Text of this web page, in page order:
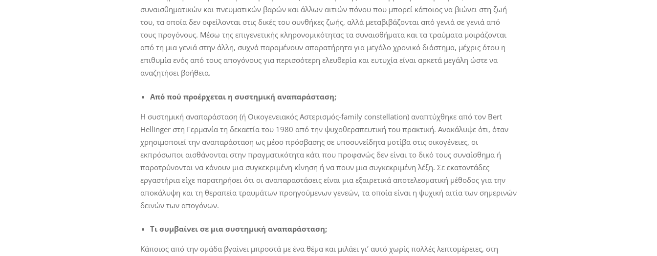
συναισθηματικών και πνευματικών βαρών και άλλων αιτιών πόνου που μπορεί κάποιος να βιώνει στη ζωή
του, τα οποία δεν οφείλονται στις δικές του συνθήκες ζωής, αλλά μεταβιβάζονται από γενιά σε γενιά από
τους προγόνους. Μέσω της επιγενετικής κληρονομικότητας τα συναισθήματα και τα τραύματα μοιράζονται
από τη μια γενιά στην άλλη, συχνά παραμένουν απαρατήρητα για μεγάλο χρονικό διάστημα, μέχρις ότου η
επιθυμία ενός από τους απογόνους για περισσότερη ελευθερία και ευτυχία είναι αρκετά μεγάλη ώστε να
αναζητήσει βοήθεια.
Από πού προέρχεται η συστημική αναπαράσταση;
Η συστημική αναπαράσταση (ή Οικογενειακός Αστερισμός-family constellation) αναπτύχθηκε από τον Bert
Hellinger στη Γερμανία τη δεκαετία του 1980 από την ψυχοθεραπευτική του πρακτική. Ανακάλυψε ότι, όταν
χρησιμοποιεί την αναπαράσταση ως μέσο πρόσβασης σε υποσυνείδητα μοτίβα στις οικογένειες, οι
εκπρόσωποι αισθάνονται στην πραγματικότητα κάτι που προφανώς δεν είναι το δικό τους συναίσθημα ή
παροτρύνονται να κάνουν μια συγκεκριμένη κίνηση ή να πουν μια συγκεκριμένη λέξη. Σε εκατοντάδες
εργαστήρια είχε παρατηρήσει ότι οι αναπαραστάσεις είναι μια εξαιρετικά αποτελεσματική μέθοδος για την
αποκάλυψη και τη θεραπεία τραυμάτων προηγούμενων γενεών, τα οποία είναι η ψυχική αιτία των σημερινών
δεινών των απογόνων.
Τι συμβαίνει σε μια συστημική αναπαράσταση;
Κάποιος από την ομάδα βγαίνει μπροστά με ένα θέμα και μιλάει γι’ αυτό χωρίς πολλές λεπτομέρειες, στη